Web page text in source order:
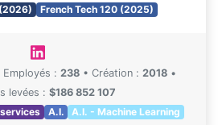
French Tech 120 (2025)
Employés : 238 • Création : 2018 •
levées : $186 852 107
A.I. A.I. - Machine Learning